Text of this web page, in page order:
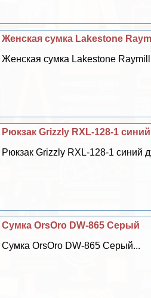
Женская сумка Lakestone
Женская сумка Lakestone
Рюкзак Grizzly RXL-128-1
Рюкзак Grizzly RXL-128-1 синий
Сумка OrsOro DW-865 Серый
Сумка OrsOro DW-865 Серый...